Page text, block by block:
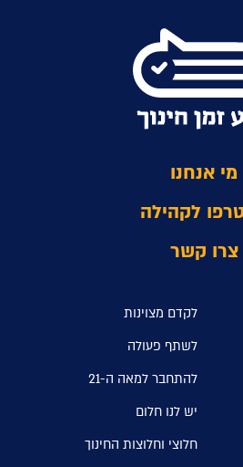
מי אנחנו
לקהילה
צרו קשר
לקדם מצוינות
לשתף פעולה
להתחבר למאה ה-21
יש לנו חלום
חלוצי וחלוצות החינוך